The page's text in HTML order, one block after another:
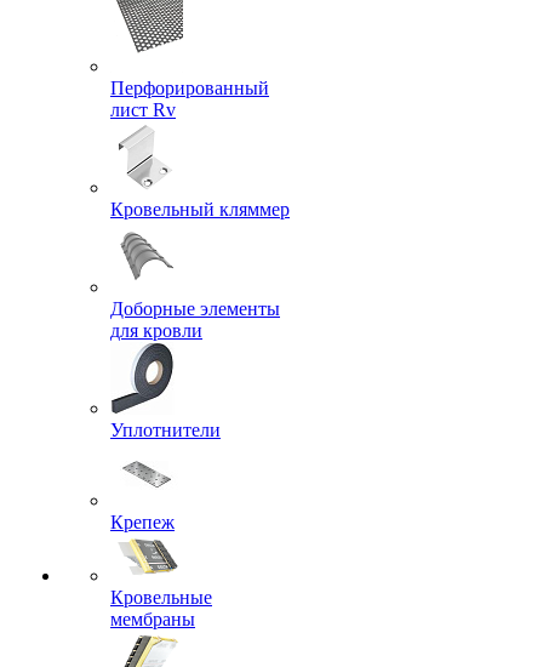
Перфорированный
лист Rv
Кровельный кляммер
Доборные элементы
для кровли
Уплотнители
Крепеж
Кровельные
мембраны